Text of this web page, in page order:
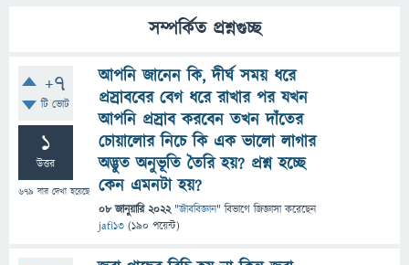
সম্পর্কিত প্রশ্নগুচ্ছ
+7
টি ভোট
1
উত্তর
679 বার দেখা হয়েছে
আপনি জানেন কি, দীর্ঘ সময় ধরে
প্রস্রাববের বেগ ধরে রাখার পর যখন
আপনি প্রস্রাব করবেন তখন দাঁতের
চোয়ালোর নিচে কি এক ভালো লাগার
অদ্ভুত অনুভূতি তৈরি হয়? প্রশ্ন হচ্ছে
কেন এমনটা হয়?
08 জানুয়ারি 2022 "জীববিজ্ঞান" বিভাগে জিজ্ঞাসাকরেছেন
jafi13 (190 পয়েন্ট)